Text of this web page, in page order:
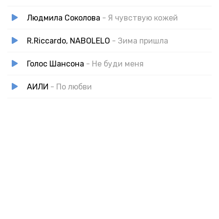
Людмила Соколова - Я чувствую кожей
R.Riccardo, NABOLELO - Зима пришла
Голос Шансона - Не буди меня
АИЛИ - По любви